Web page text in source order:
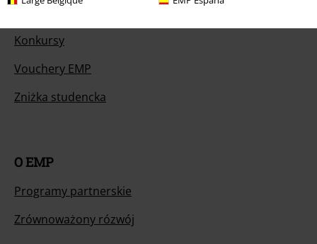
Oferty dla Ciebie
Konkursy
Vouchery EMP
Zniżka studencka
O EMP
Programy partnerskie
Zrównoważony rózwój